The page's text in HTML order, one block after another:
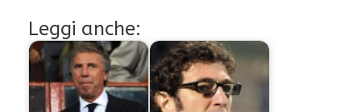
Leggi anche: